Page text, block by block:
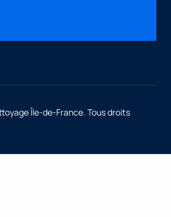
Île-de-France. Tous droits